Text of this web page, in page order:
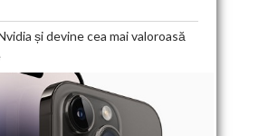
și devine cea mai valoroasă